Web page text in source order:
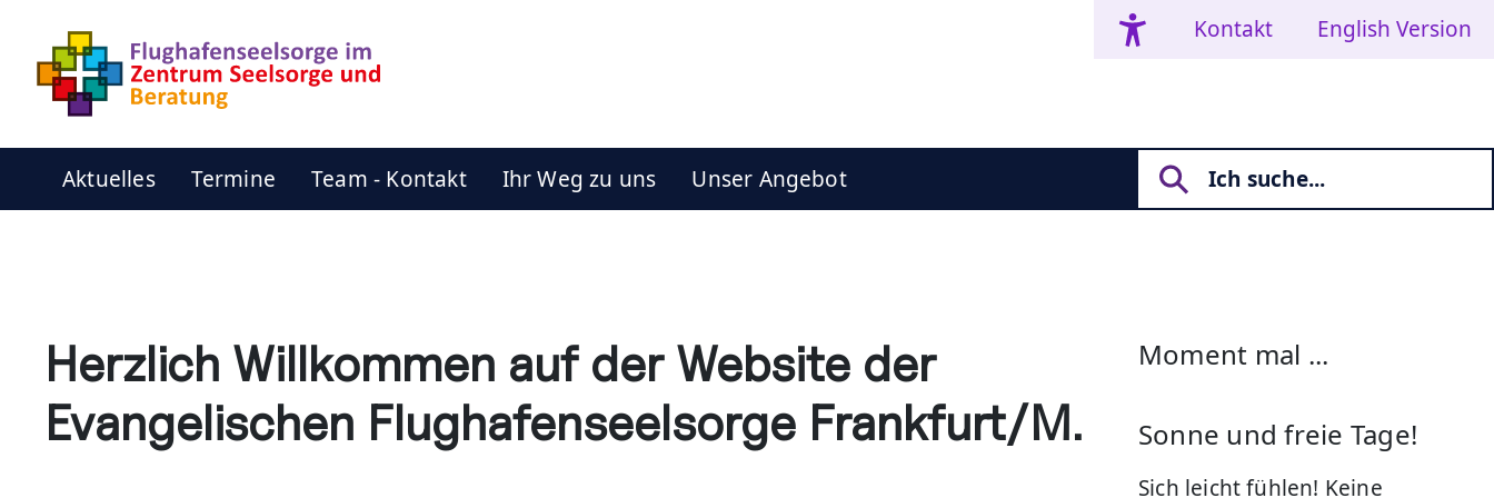
Kontakt English Version
Aktuelles Termine Team - Kontakt Ihr Weg zu uns Unser Angebot
Herzlich Willkommen auf der Website der
Evangelischen Flughafenseelsorge Frankfurt/M.
Moment mal ...
Sonne und freie Tage!
Sich leicht fühlen! Keine